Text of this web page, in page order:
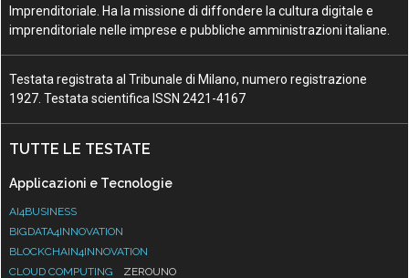
Imprenditoriale. Ha la missione di diffondere la cultura digitale e
imprenditoriale nelle imprese e pubbliche amministrazioni italiane.
Testata registrata al Tribunale di Milano, numero registrazione
1927. Testata scientifica ISSN 2421-4167
TUTTE LE TESTATE
Applicazioni e Tecnologie
AI4BUSINESS
BIGDATA4INNOVATION
BLOCKCHAIN4INNOVATION
CLOUD COMPUTING
ZEROUNO